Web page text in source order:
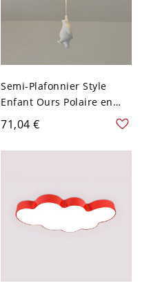
Semi-Plafonnier Style
Enfant Ours Polaire en
Blanc en Métal Luminaire
Semi-Encastré 1 Tête -
Blanc 110 V-120 V Debout
71,04 €